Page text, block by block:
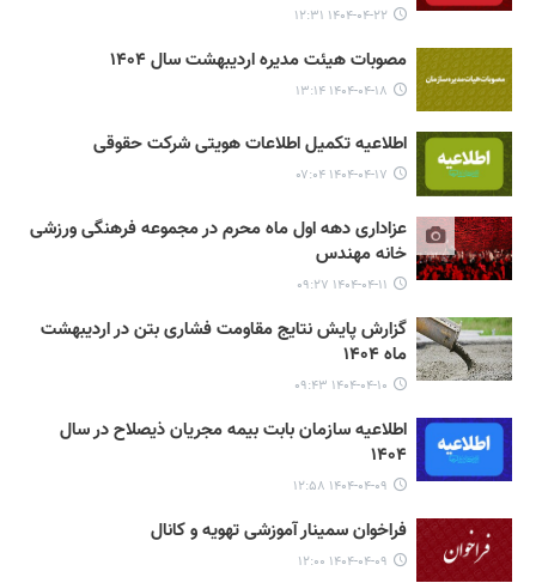
۱۴۰۴-۰۴-۲۲ ۱۲:۳۱
مصوبات هیئت مدیره اردیبهشت سال ۱۴۰۴
۱۴۰۴-۰۴-۱۸ ۱۳:۱۴
اطلاعیه تکمیل اطلاعات هویتی شرکت حقوقی
۱۴۰۴-۰۴-۱۷ ۰۷:۰۴
عزاداری دهه اول ماه محرم در مجموعه فرهنگی ورزشی
خانه مهندس
۱۴۰۴-۰۴-۱۱ ۰۹:۲۷
گزارش پایش نتایج مقاومت فشاری بتن در اردیبهشت
ماه ۱۴۰۴
۱۴۰۴-۰۴-۱۰ ۰۹:۴۳
اطلاعیه سازمان بابت بیمه مجریان ذیصلاح در سال
۱۴۰۴
۱۴۰۴-۰۴-۰۹ ۱۲:۵۸
فراخوان سمینار آموزشی تهویه و کانال
۱۴۰۴-۰۴-۰۹ ۱۲:۰۰